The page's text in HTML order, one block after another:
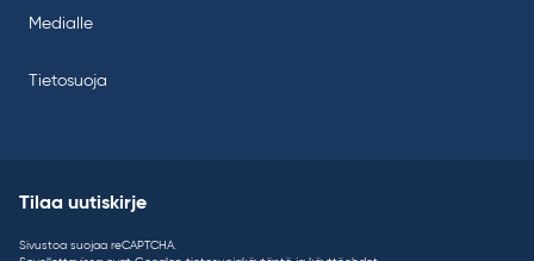
Medialle
Tietosuoja
Tilaa uutiskirje
Sivustoa suojaa reCAPTCHA.